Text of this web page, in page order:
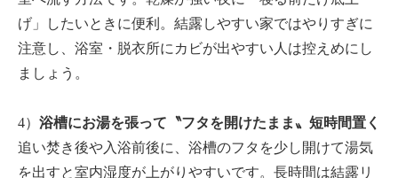
げ」したいときに便利。結露しやすい家ではやりすぎに
注意し、浴室・脱衣所にカビが出やすい人は控えめにし
ましょう。
4） 浴槽にお湯を張って〝フタを開けたまま〟短時間置く
追い焚き後や入浴前後に、浴槽のフタを少し開けて湯気
を出すと室内湿度が上がりやすいです。長時間は結露リ